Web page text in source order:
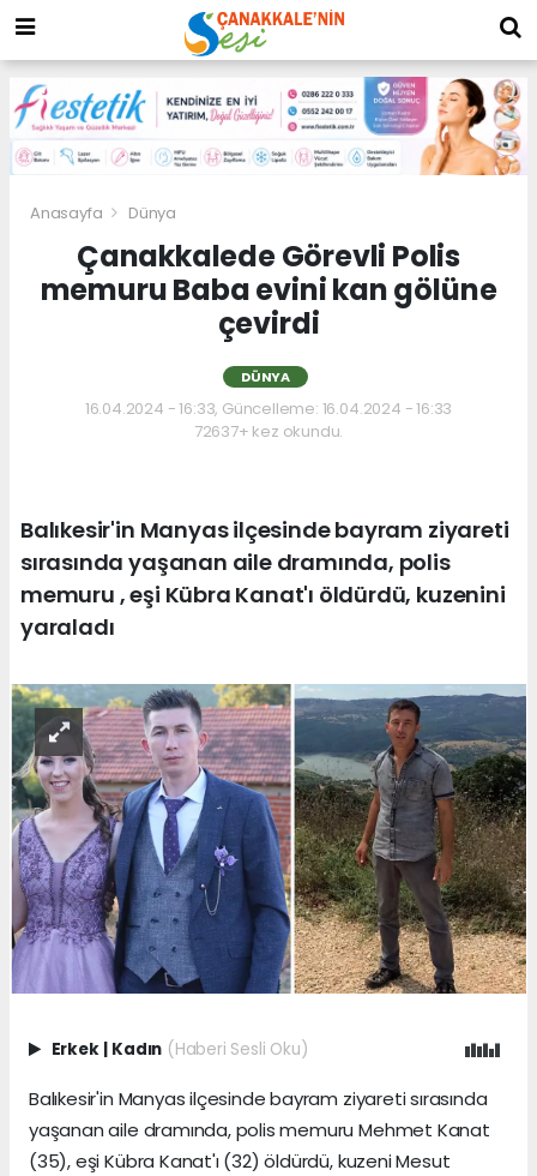
Anasayfa Dünya
Çanakkalede Görevli Polis
memuru Baba evini kan gölüne
çevirdi
DÜNYA
16.04.2024 - 16:33, Güncelleme: 16.04.2024 - 16:33
72637+ kez okundu.
Balıkesir'in Manyas ilçesinde bayram ziyareti
sırasında yaşanan aile dramında, polis
memuru , eşi Kübra Kanat'ı öldürdü, kuzenini
yaraladı
Erkek Kadın (Haberi Sesli Oku)
Balıkesir'in Manyas ilçesinde bayram ziyareti sırasında
yaşanan aile dramında, polis memuru Mehmet Kanat
(35), eşi Kübra Kanat'ı (32) öldürdü, kuzeni Mesut